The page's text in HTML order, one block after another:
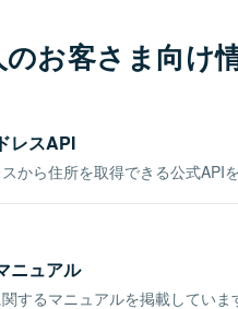
お客さま向け
レスAPI
から住所を取得できる公式APIを
ニュアル
するマニュアルを掲載していま